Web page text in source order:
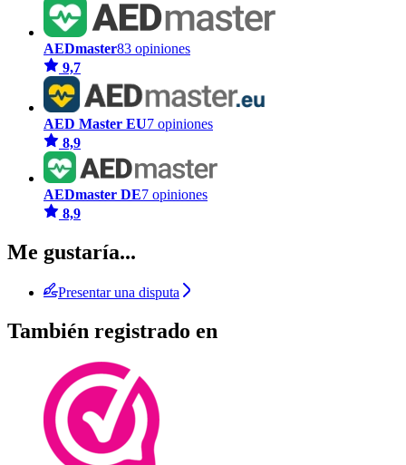
AEDmaster83 opiniones
9,7
AED Master EU7 opiniones
8,9
AEDmaster DE7 opiniones
8,9
Me gustaría...
Presentar una disputa
También registrado en